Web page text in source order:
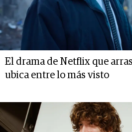
El drama de Netflix que
ubica entre lo más visto